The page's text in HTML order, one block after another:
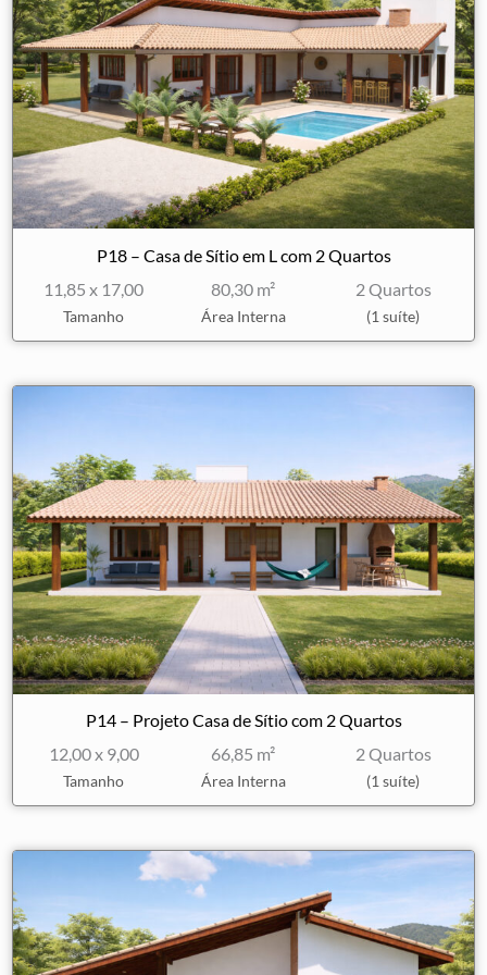
P18 – Casa de Sítio em L com 2 Quartos
11,85 x 17,00
Tamanho
80,30 m²
Área Interna
2 Quartos
(1 suíte)
P14 – Projeto Casa de Sítio com 2 Quartos
12,00 x 9,00
Tamanho
66,85 m²
Área Interna
2 Quartos
(1 suíte)